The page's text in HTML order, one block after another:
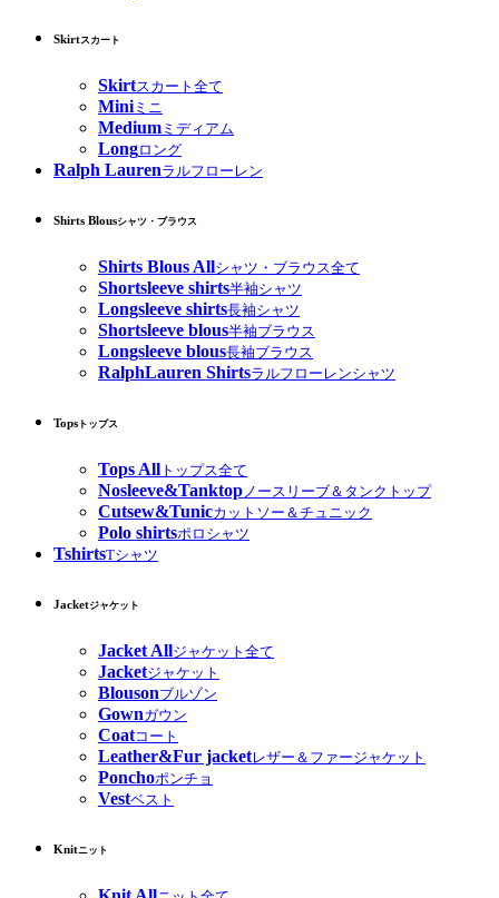
Skirtスカート
Skirtスカート全て
Miniミニ
Medium ミディアム
Longロング
Ralph Laurenラルフローレン
Shirts Blousシャツ・ブラウス
Shirts Blous Allシャツ・ブラウス全て
Shortsleeve shirts半袖シャツ
Longsleeve shirts長袖シャツ
Shortsleeve blous半袖ブラウス
Longsleeve blous長袖ブラウス
RalphLauren Shirtsラルフローレンシャツ
Tops トップス
Tops All トップス全て
Nosleeve&Tanktopノースリーブ＆タンクトップ
Cutsew&Tunicカットソー＆チュニック
Polo shirtsポロシャツ
TshirtsTシャツ
Jacketジャケット
Jacket Allジャケット全て
Jacketジャケット
Blousonブルゾン
Gownガウン
Coatコート
Leather&Fur jacketレザー＆ファージャケット
Ponchoポンチョ
Vestベスト
Knitニット